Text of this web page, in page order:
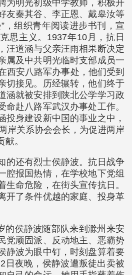
为明光初级中学教师，积极开
友秦其谷、李正恩、戴皋汝等
，组织青年阅读进步书刊，宣
思主义。1937年10月，抗日
汪道涵与父亲汪雨相果断决定
属及中共明光临时支部成员一
西安八路军办事处，他们受到
切接见。历经辗转，他们终于
涵就被安排到陕北公学学习政
命赴八路军武汉办事处工作。
投身建设新中国的事业之中，
岸关系协会会长，为促进两岸
。
的还有烈士侯静波。抗日战争
腔报国热情，在学校地下党组
生命危险，在街头宣传抗日。
开了条件优越的家庭、投身革
的侯静波随部队来到滁州来安
党顽固派、反动地主、恶霸势
静波为眼中钉，时刻盘算着要
日夜晚，侯静波遭叛徒出卖被